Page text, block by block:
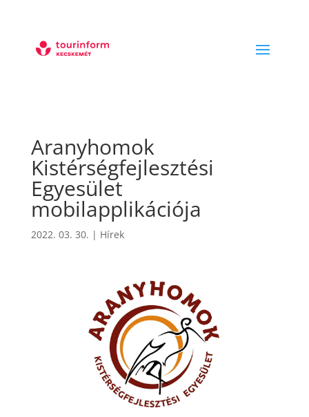
Aranyhomok
Kistérségfejlesztési
Egyesület
mobilapplikációja
2022. 03. 30. | Hírek